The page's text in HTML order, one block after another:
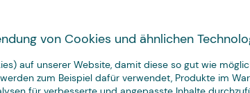
von Cookies und ähnlichen
auf unserer Website, damit diese so gut wie
zum Beispiel dafür verwendet, Produkte im
We have
just the thing.